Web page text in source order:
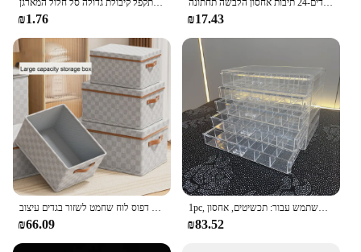
₪1.76 ₪17.43
₪66.09
1pc, תיבת אחסון תכשיטים חמש שכבות, צבע מחולק: שקוף, אפור, ניתן להשתמש עבור: תכשיטים, אחסון
₪83.52